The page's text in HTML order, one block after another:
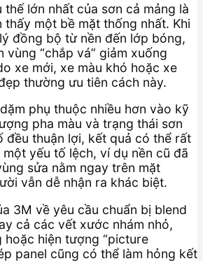
thế lớn nhất của sơn cả mảng là
thấy một bề mặt thống nhất. Khi
đồng bộ từ nền đến lớp bóng,
vùng “chắp vá” giảm xuống
xe mới, xe màu khó hoặc xe
thường ưu tiên cách này.
phụ thuộc nhiều hơn vào kỹ
pha màu và trạng thái sơn
đều thuận lợi, kết quả có thể rất
yếu tố lệch, ví dụ nền cũ đã
sửa nằm ngay trên mặt
vẫn dễ nhận ra khác biệt.
3M về yêu cầu chuẩn bị blend
cả các vết xước nhám nhỏ,
hiện tượng “picture
panel cũng có thể làm hỏng kết